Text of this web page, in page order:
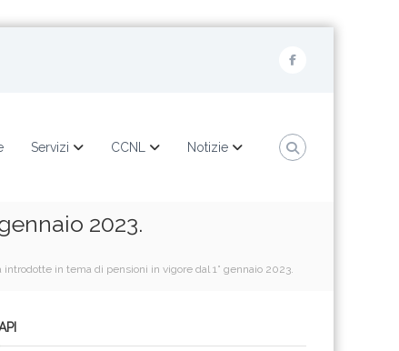
F
e
Servizi CCNL Notizie
2023.
in tema di pensioni in vigore dal 1° gennaio 2023.